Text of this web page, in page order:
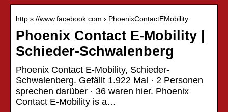
http s://www.facebook.com › PhoenixContactEMobility
Phoenix Contact E-Mobility |
Schieder-Schwalenberg
Phoenix Contact E-Mobility, Schieder-
Schwalenberg. Gefällt 1.922 Mal · 2 Personen
sprechen darüber · 36 waren hier. Phoenix
Contact E-Mobility is a…